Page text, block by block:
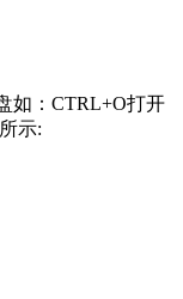
如： CTRL+O打开
示: